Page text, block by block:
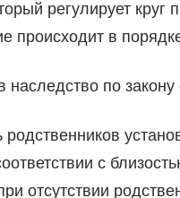
регулирует
происходит в
наследство по
родственников
с
отсутствии